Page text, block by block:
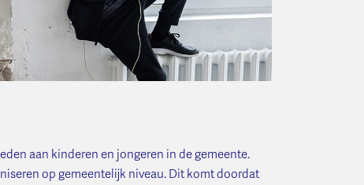
aan kinderen en jongeren in de gemeente.
op gemeentelijk niveau. Dit komt doordat